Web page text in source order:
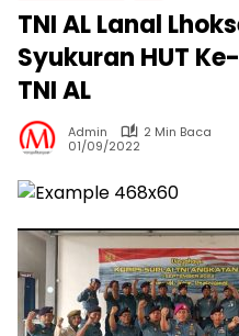
TNI AL Lanal
Syukuran HUT
TNI AL
Admin
2 Min Baca
01/09/2022